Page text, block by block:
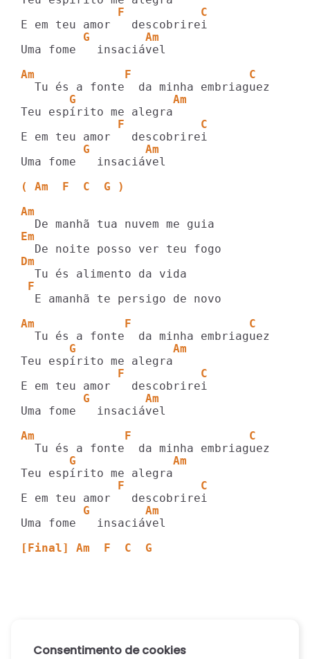
              F           C
         G        Am
Uma fome   insaciável
Am             F                 C
       G              Am
              F           C
         G        Am
Uma fome   insaciável
( Am  F  C  G )
Am
Em
Dm
F
  E amanhã te persigo de novo
Am             F                 C
       G              Am
              F           C
         G        Am
Uma fome   insaciável
Am             F                 C
       G              Am
              F           C
         G        Am
Uma fome   insaciável
[Final] Am  F  C  G
Consentimento de cookies